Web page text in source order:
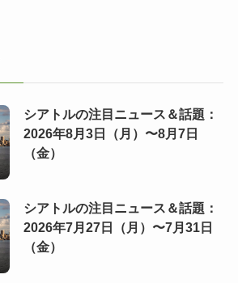
シアトルの注目ニュース＆話題：
2026年8月3日（月）〜8月7日
（金）
シアトルの注目ニュース＆話題：
2026年7月27日（月）〜7月31日
（金）